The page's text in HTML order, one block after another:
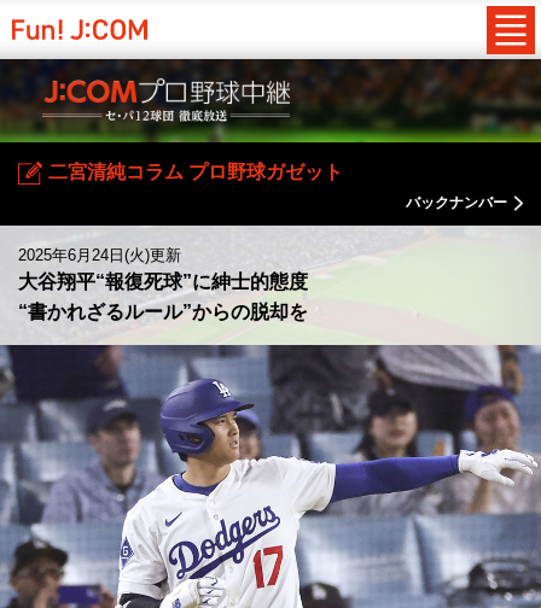
二宮清純コラム プロ野球ガゼット
バックナンバー
2025年6月24日(火)更新
大谷翔平“報復死球”に紳士的態度
“書かれざるルール”からの脱却を